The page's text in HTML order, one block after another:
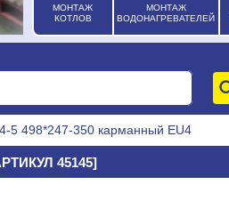
МОНТАЖ
КОТЛОВ
МОНТАЖ
ВОДОНАГРЕВАТЕЛЕЙ
5 498*247-350 карманный EU4
45145]